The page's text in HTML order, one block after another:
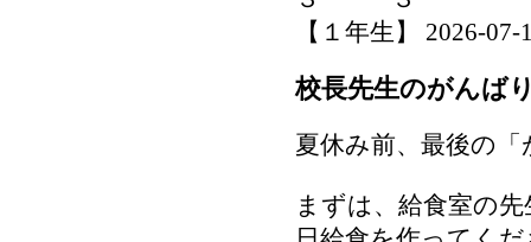
【１年生】 2026-07-
校長先生のがんば
夏休み前、最後の
まずは、給食室の